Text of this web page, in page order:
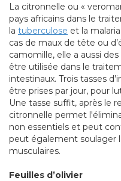
La citronnelle ou «
pays africains dans le
la tuberculose et la
cas de maux de tête ou
camomille, elle a aussi
être utilisée dans le
intestinaux. Trois tasses
être prises par jour, pour
Une tasse suffit, après le
citronnelle permet
non essentiels et peut
peut également soulager
musculaires.
Feuilles d’olivier